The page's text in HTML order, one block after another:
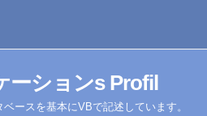
ーションs Profil
ースを基本にVBで記述しています。